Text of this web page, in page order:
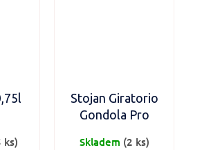
ks)
Stojan Giratorio
Gondola Pro
Skladem (2 ks)